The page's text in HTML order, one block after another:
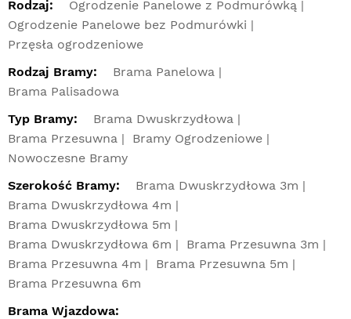
Rodzaj:
Ogrodzenie Panelowe z Podmurówką
Ogrodzenie Panelowe bez Podmurówki
Przęsła ogrodzeniowe
Rodzaj Bramy:
Brama Panelowa
Brama Palisadowa
Typ Bramy:
Brama Dwuskrzydłowa
Brama Przesuwna
Bramy Ogrodzeniowe
Nowoczesne Bramy
Szerokość Bramy:
Brama Dwuskrzydłowa 3m
Brama Dwuskrzydłowa 4m
Brama Dwuskrzydłowa 5m
Brama Dwuskrzydłowa 6m
Brama Przesuwna 3m
Brama Przesuwna 4m
Brama Przesuwna 5m
Brama Przesuwna 6m
Brama Wjazdowa: